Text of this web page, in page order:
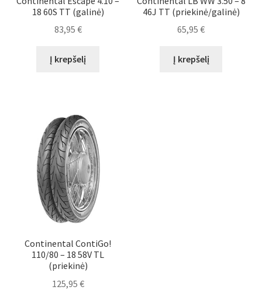
18 60S TT (galinė)
83,95 €
Į krepšelį
46J TT (priekinė/galinė)
65,95€
Į krepšelį
Continental ContiGo!
110/80 – 18 58V TL
(priekinė)
125,95 €